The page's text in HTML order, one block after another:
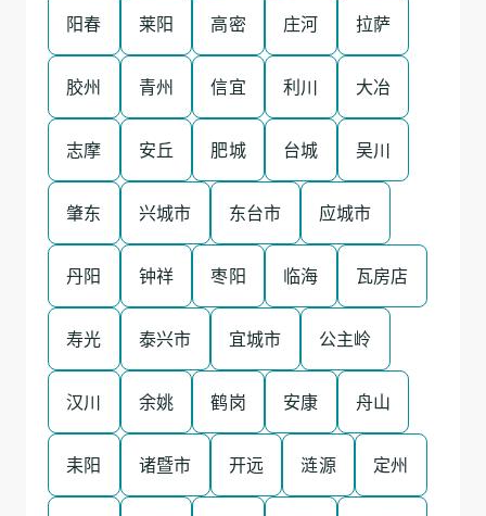
阳春 莱阳 高密 庄河 拉萨
胶州 青州 信宜 利川 大冶
志摩 安丘 肥城 台城 吴川
肇东 兴城市 东台市 应城市
丹阳 钟祥 枣阳 临海 瓦房店
寿光 泰兴市 宜城市 公主岭
汉川 余姚 鹤岗 安康 舟山
耒阳 诸暨市 开远 涟源 定州